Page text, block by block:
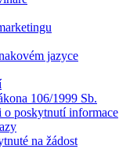
jazyce
106/1999 Sb.
o poskytnutí informace
na žádost